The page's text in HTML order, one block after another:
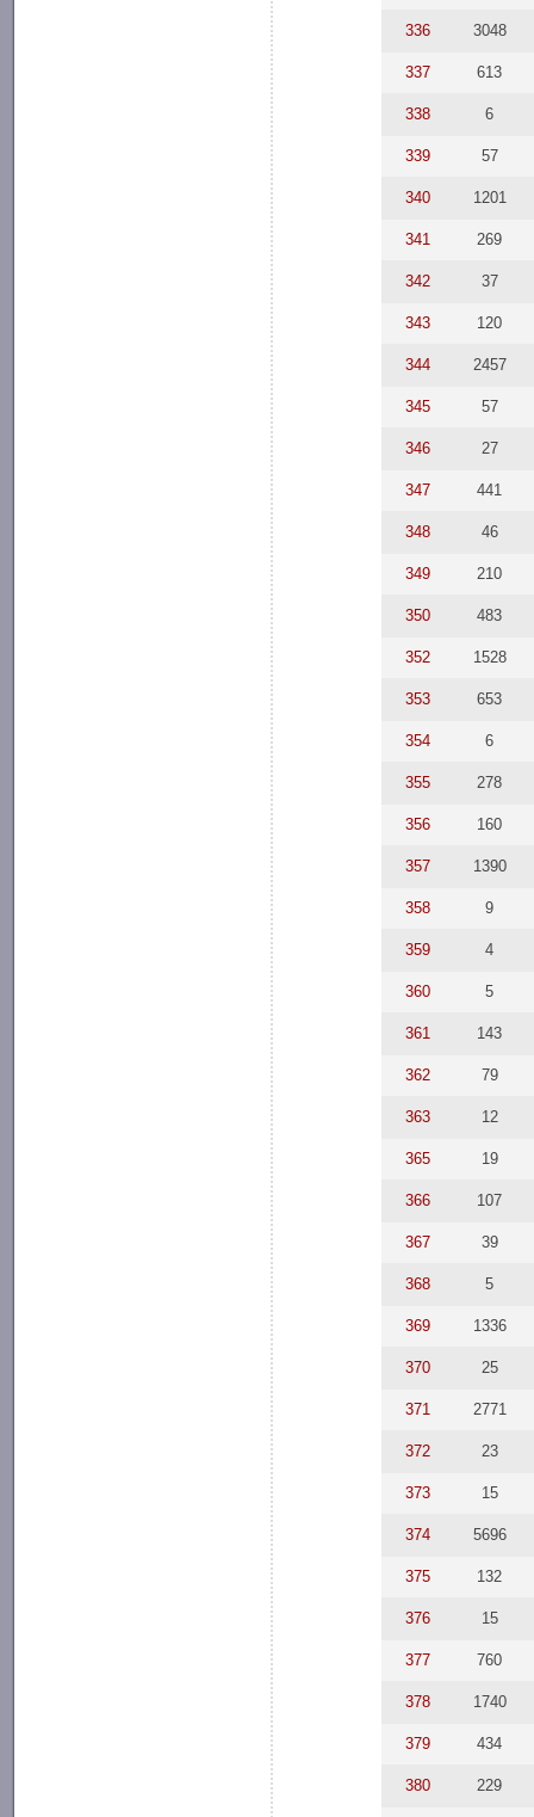
336 3048
337 613
338 6
339 57
340 1201
341 269
342 37
343 120
344 2457
345 57
346 27
347 441
348 46
349 210
350 483
352 1528
353 653
354 6
355 278
356 160
357 1390
358 9
359 4
360 5
361 143
362 79
363 12
365 19
366 107
367 39
368 5
369 1336
370 25
371 2771
372 23
373 15
374 5696
375 132
376 15
377 760
378 1740
379 434
380 229